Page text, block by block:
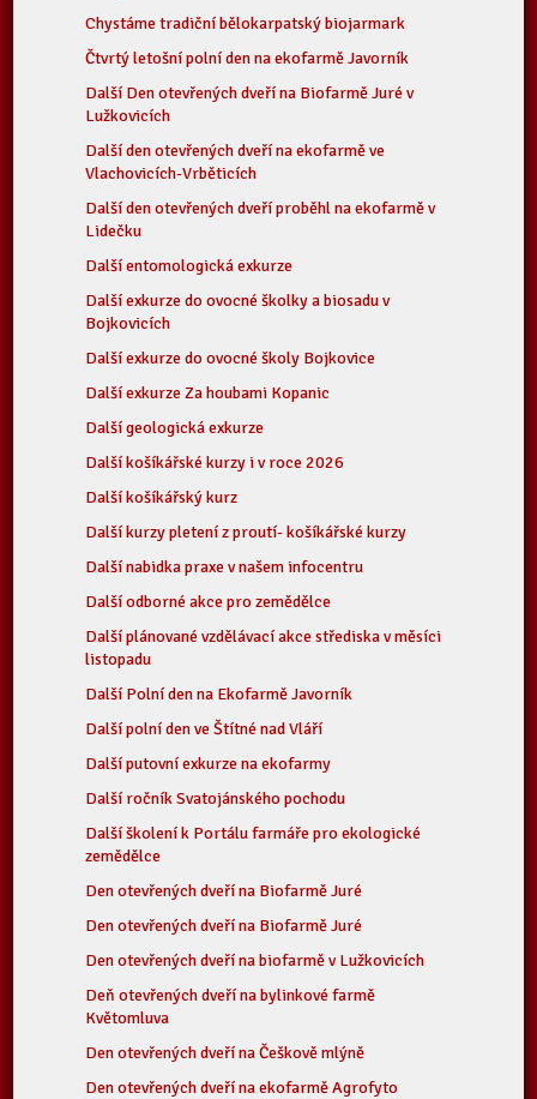
Chystáme tradiční bělokarpatský biojarmark
Čtvrtý letošní polní den na ekofarmě Javorník
Další Den otevřených dveří na Biofarmě Juré v
Lužkovicích
Další den otevřených dveří na ekofarmě ve
Vlachovicích-Vrběticích
Další den otevřených dveří proběhl na ekofarmě v
Lidečku
Další entomologická exkurze
Další exkurze do ovocné školky a biosadu v
Bojkovicích
Další exkurze do ovocné školy Bojkovice
Další exkurze Za houbami Kopanic
Další geologická exkurze
Další košíkářské kurzy i v roce 2026
Další košíkářský kurz
Další kurzy pletení z proutí- košíkářské kurzy
Další nabidka praxe v našem infocentru
Další odborné akce pro zemědělce
Další plánované vzdělávací akce střediska v měsíci
listopadu
Další Polní den na Ekofarmě Javorník
Další polní den ve Štítné nad Vláří
Další putovní exkurze na ekofarmy
Další ročník Svatojánského pochodu
Další školení k Portálu farmáře pro ekologické
zemědělce
Den otevřených dveří na Biofarmě Juré
Den otevřených dveří na Biofarmě Juré
Den otevřených dveří na biofarmě v Lužkovicích
Deň otevřených dveří na bylinkové farmě
Květomluva
Den otevřených dveří na Češkově mlýně
Den otevřených dveří na ekofarmě Agrofyto